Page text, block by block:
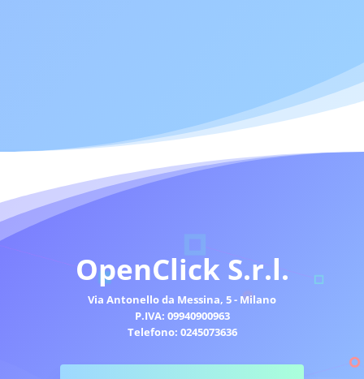
OpenClick S.r.l.
Via Antonello da Messina, 5 - Milano
P.IVA: 09940900963
Telefono: 0245073636